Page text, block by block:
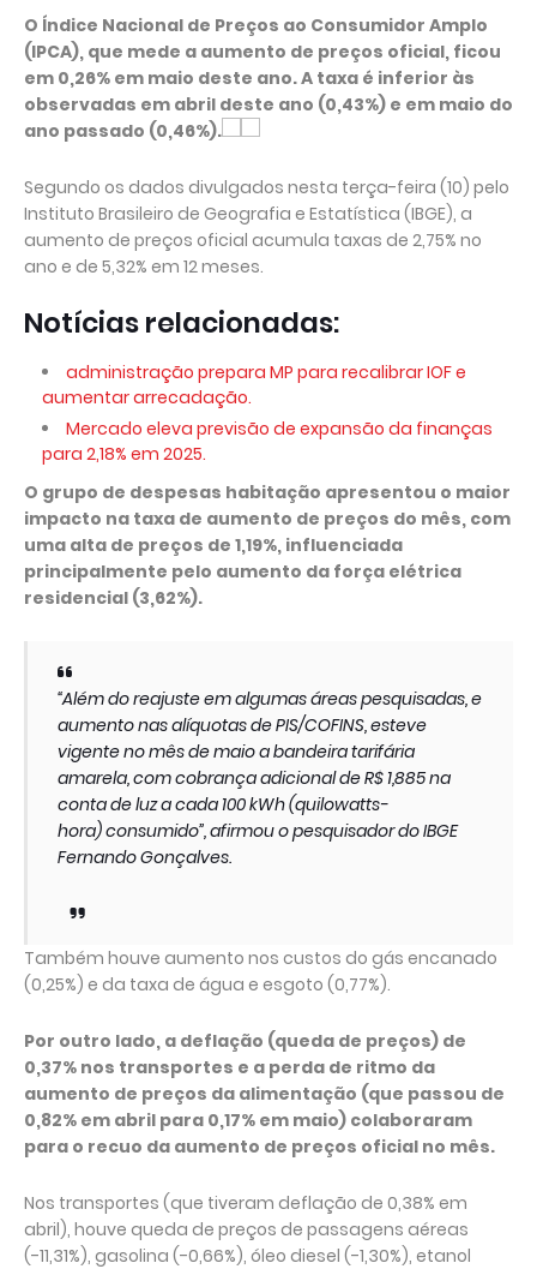
O Índice Nacional de Preços ao Consumidor Amplo
(IPCA), que mede a aumento de preços oficial, ficou
em 0,26% em maio deste ano. A taxa é inferior às
observadas em abril deste ano (0,43%) e em maio do
ano passado (0,46%).
Segundo os dados divulgados nesta terça-feira (10) pelo
Instituto Brasileiro de Geografia e Estatística (IBGE), a
aumento de preços oficial acumula taxas de 2,75% no
ano e de 5,32% em 12 meses.
Notícias relacionadas:
administração prepara MP para recalibrar IOF e
aumentar arrecadação.
Mercado eleva previsão de expansão da finanças
para 2,18% em 2025.
O grupo de despesas habitação apresentou o maior
impacto na taxa de aumento de preços do mês, com
uma alta de preços de 1,19%, influenciada
principalmente pelo aumento da força elétrica
residencial (3,62%).
“Além do reajuste em algumas áreas pesquisadas, e
aumento nas alíquotas de PIS/COFINS, esteve
vigente no mês de maio a bandeira tarifária
amarela, com cobrança adicional de R$ 1,885 na
conta de luz a cada 100 kWh (quilowatts-
hora) consumido”, afirmou o pesquisador do IBGE
Fernando Gonçalves.
Também houve aumento nos custos do gás encanado
(0,25%) e da taxa de água e esgoto (0,77%).
Por outro lado, a deflação (queda de preços) de
0,37% nos transportes e a perda de ritmo da
aumento de preços da alimentação (que passou de
0,82% em abril para 0,17% em maio) colaboraram
para o recuo da aumento de preços oficial no mês.
Nos transportes (que tiveram deflação de 0,38% em
abril), houve queda de preços de passagens aéreas
(-11,31%), gasolina (-0,66%), óleo diesel (-1,30%), etanol